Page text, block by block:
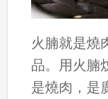
火腩就是燒
品。用火腩
是燒肉，是